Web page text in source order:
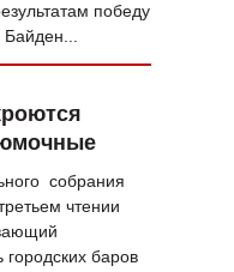
ЕДЫ
победу
собрания
чтении
баров